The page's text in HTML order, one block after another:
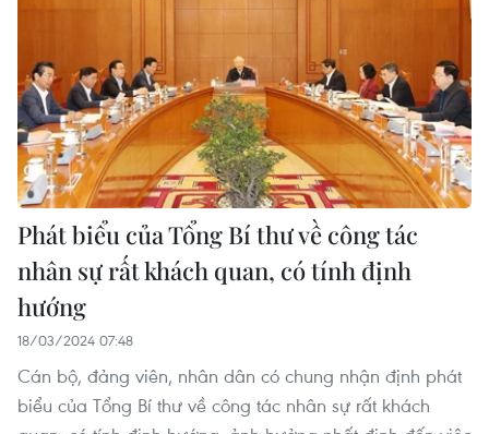
Phát biểu của Tổng Bí thư về công tác
nhân sự rất khách quan, có tính định
hướng
18/03/2024 07:48
Cán bộ, đảng viên, nhân dân có chung nhận định phát
biểu của Tổng Bí thư về công tác nhân sự rất khách